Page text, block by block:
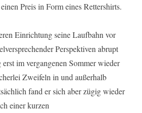
Preis in Form eines Rettershirts.
Einrichtung seine Laufbahn vor
Perspektiven abrupt
im vergangenen Sommer wieder
Zweifeln in und außerhalb
fand er sich aber zügig wieder
einer kurzen